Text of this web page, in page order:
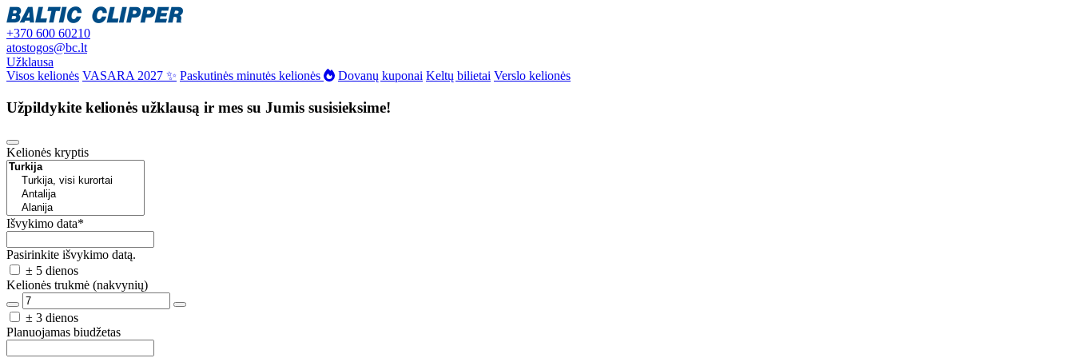
+370 600 60210
atostogos@bc.lt
Užklausa
Visos kelionės VASARA 2027 ✨ Paskutinės minutės kelionės Dovanų kuponai Keltų bilietai Verslo kelionės
Užpildykite kelionės užklausą ir mes su Jumis susisieksime!
Kelionės kryptis
Išvykimo data*
Pasirinkite išvykimo datą.
± 5 dienos
Kelionės trukmė (nakvynių)
± 3 dienos
Planuojamas biudžetas